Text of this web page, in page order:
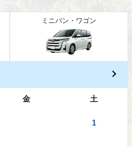
ミニバン・ワゴン
金 土
1